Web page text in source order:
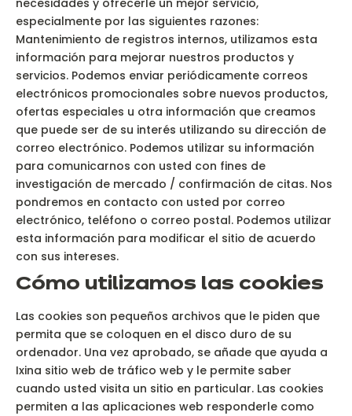
necesidades y ofrecerle un mejor servicio,
especialmente por las siguientes razones:
Mantenimiento de registros internos, utilizamos esta
información para mejorar nuestros productos y
servicios. Podemos enviar periódicamente correos
electrónicos promocionales sobre nuevos productos,
ofertas especiales u otra información que creamos
que puede ser de su interés utilizando su dirección de
correo electrónico. Podemos utilizar su información
para comunicarnos con usted con fines de
investigación de mercado / confirmación de citas. Nos
pondremos en contacto con usted por correo
electrónico, teléfono o correo postal. Podemos utilizar
esta información para modificar el sitio de acuerdo
con sus intereses.
Cómo utilizamos las cookies
Las cookies son pequeños archivos que le piden que
permita que se coloquen en el disco duro de su
ordenador. Una vez aprobado, se añade que ayuda a
Ixina sitio web de tráfico web y le permite saber
cuando usted visita un sitio en particular. Las cookies
permiten a las aplicaciones web responderle como